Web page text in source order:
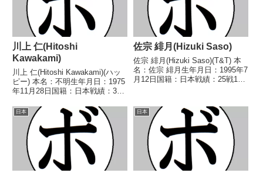
川上 仁(Hitoshi
Kawakami)
川上 仁(Hitoshi Kawakami)(ハッ
ピー) 本名：不明生年月日：1975
年11月28日国籍：日本戦績：3戦
歴】■1994年度東日本スーパーバ
ンタム級新人王予選1994/08/03
●1RKO 横...
佐宗 緋月(Hizuki Saso)
佐宗 緋月(Hizuki Saso)(T&T) 本
名：佐宗 緋月生年月日：1995年7
月12日国籍：日本戦績：25戦13
○4R判定 3-0(40-36、40-36、...
日本 日本